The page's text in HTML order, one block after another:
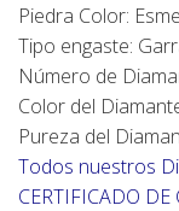
Piedra Color:
Tipo engaste:
Número de
Color del
Pureza del
Todos nuestros
CERTIFICADO